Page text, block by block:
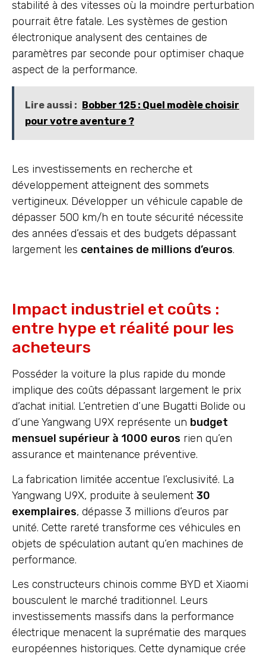
stabilité à des vitesses où la moindre perturbation
pourrait être fatale. Les systèmes de gestion
électronique analysent des centaines de
paramètres par seconde pour optimiser chaque
aspect de la performance.
Lire aussi : Bobber 125 : Quel modèle choisir
pour votre aventure ?
Les investissements en recherche et
développement atteignent des sommets
vertigineux. Développer un véhicule capable de
dépasser 500 km/h en toute sécurité nécessite
des années d’essais et des budgets dépassant
largement les centaines de millions d’euros.
Impact industriel et coûts :
entre hype et réalité pour les
acheteurs
Posséder la voiture la plus rapide du monde
implique des coûts dépassant largement le prix
d’achat initial. L’entretien d’une Bugatti Bolide ou
d’une Yangwang U9X représente un budget
mensuel supérieur à 1000 euros rien qu’en
assurance et maintenance préventive.
La fabrication limitée accentue l’exclusivité. La
Yangwang U9X, produite à seulement 30
exemplaires, dépasse 3 millions d’euros par
unité. Cette rareté transforme ces véhicules en
objets de spéculation autant qu’en machines de
performance.
Les constructeurs chinois comme BYD et Xiaomi
bousculent le marché traditionnel. Leurs
investissements massifs dans la performance
électrique menacent la suprématie des marques
européennes historiques. Cette dynamique crée